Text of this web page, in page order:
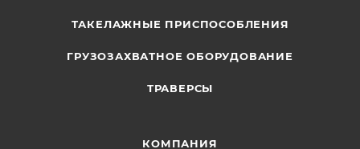
ТАКЕЛАЖНЫЕ ПРИСПОСОБЛЕНИЯ
ГРУЗОЗАХВАТНОЕ ОБОРУДОВАНИЕ
ТРАВЕРСЫ
КОМПАНИЯ